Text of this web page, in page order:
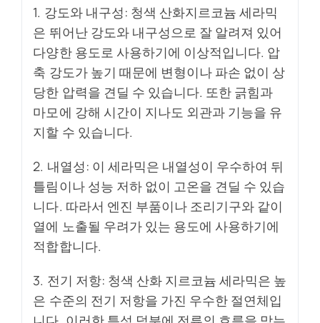
1. 강도와 내구성: 청색 산화지르코늄 세라믹
은 뛰어난 강도와 내구성으로 잘 알려져 있어
다양한 용도로 사용하기에 이상적입니다. 압
축 강도가 높기 때문에 변형이나 파손 없이 상
당한 압력을 견딜 수 있습니다. 또한 긁힘과
마모에 강해 시간이 지나도 외관과 기능을 유
지할 수 있습니다.
2. 내열성: 이 세라믹은 내열성이 우수하여 뒤
틀림이나 성능 저하 없이 고온을 견딜 수 있습
니다. 따라서 엔진 부품이나 조리기구와 같이
열에 노출될 우려가 있는 용도에 사용하기에
적합합니다.
3. 전기 저항: 청색 산화 지르코늄 세라믹은 높
은 수준의 전기 저항을 가진 우수한 절연체입